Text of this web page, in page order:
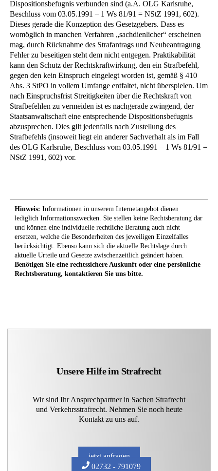
Dispositionsbefugnis verbunden sind (a.A. OLG Karlsruhe,
Beschluss vom 03.05.1991 – 1 Ws 81/91 = NStZ 1991, 602).
Dieses gerade die Konzeption des Gesetzgebers. Dass es
womöglich in manchen Verfahren „sachdienlicher“ erscheinen
mag, durch Rücknahme des Strafantrags und Neubeantragung
Fehler zu beseitigen steht dem nicht entgegen. Praktikabilität
kann den Schutz der Rechtskraftwirkung, den ein Strafbefehl,
gegen den kein Einspruch eingelegt worden ist, gemäß § 410
Abs. 3 StPO in vollem Umfange entfaltet, nicht überspielen. Um
nach Einspruchsfrist Streitigkeiten über die Rechtskraft von
Strafbefehlen zu vermeiden ist es nachgerade zwingend, der
Staatsanwaltschaft eine entsprechende Dispositionsbefugnis
abzusprechen. Dies gilt jedenfalls nach Zustellung des
Strafbefehls (insoweit liegt ein anderer Sachverhalt als im Fall
des OLG Karlsruhe, Beschluss vom 03.05.1991 – 1 Ws 81/91 =
NStZ 1991, 602) vor.
Hinweis: Informationen in unserem Internetangebot dienen
lediglich Informationszwecken. Sie stellen keine Rechtsberatung dar
und können eine individuelle rechtliche Beratung auch nicht
ersetzen, welche die Besonderheiten des jeweiligen Einzelfalles
berücksichtigt. Ebenso kann sich die aktuelle Rechtslage durch
aktuelle Urteile und Gesetze zwischenzeitlich geändert haben.
Benötigen Sie eine rechtssichere Auskunft oder eine persönliche
Rechtsberatung, kontaktieren Sie uns bitte.
Unsere Hilfe im Strafrecht
Wir sind Ihr Ansprechpartner in Sachen Strafrecht
und Verkehrsstrafrecht. Nehmen Sie noch heute
Kontakt zu uns auf.
jetzt anfragen
02732 - 791079